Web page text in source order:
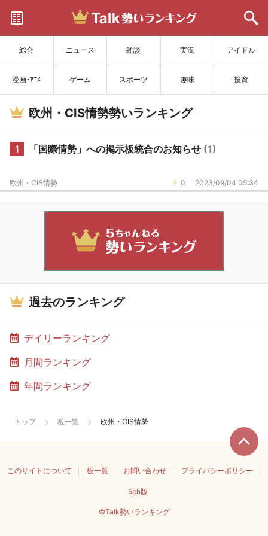
総合 ニュース 雑談 実況 アイドル
漫画･ｱﾆﾒ ゲーム スポーツ 趣味 投資
サイトを更新
欧州・CIS情勢勢いランキング
1 「国際情勢」への掲示板統合のお知らせ (1)
0 2023/09/04 05:34
欧州・CIS情勢
過去のランキング
デイリーランキング
月間ランキング
年間ランキング
トップ 板一覧 欧州・CIS情勢
このサイトについて 板一覧 お問い合わせ プライバシーポリシー
5ch版
©Talk勢いランキング